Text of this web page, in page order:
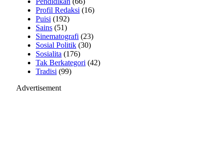
Profil Redaksi (16)
Puisi (192)
Sains (51)
Sinematografi (23)
Sosial Politik (30)
Sosialita (176)
Tak Berkategori (42)
Tradisi (99)
Advertisement